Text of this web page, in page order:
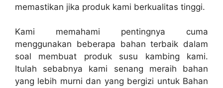
memastikan jika produk kami berkualitas tinggi.
Kami memahami pentingnya cuma
menggunakan beberapa bahan terbaik dalam
soal membuat produk susu kambing kami.
Itulah sebabnya kami senang meraih bahan
yang lebih murni dan yang bergizi untuk Bahan